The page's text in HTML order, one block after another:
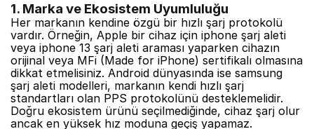
1. Marka ve Ekosistem Uyumluluğu
Her markanın kendine özgü bir hızlı şarj protokolü
vardır. Örneğin, Apple bir cihaz için iphone şarj aleti
veya iphone 13 şarj aleti araması yaparken cihazın
orijinal veya MFi (Made for iPhone) sertifikalı olmasına
dikkat etmelisiniz. Android dünyasında ise samsung
şarj aleti modelleri, markanın kendi hızlı şarj
standartları olan PPS protokolünü desteklemelidir.
Doğru ekosistem ürünü seçilmediğinde, cihaz şarj olur
ancak en yüksek hız moduna geçiş yapamaz.